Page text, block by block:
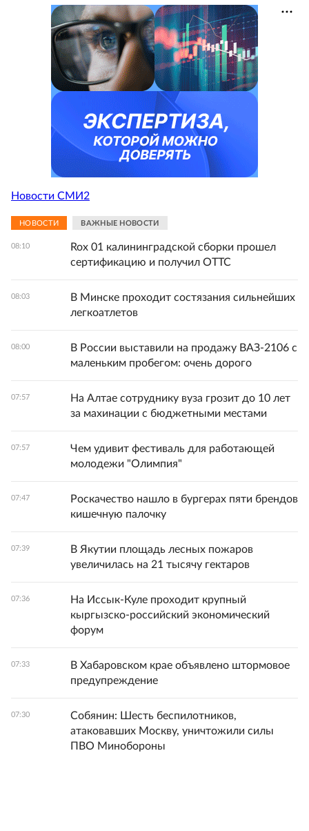
Новости СМИ2
НОВОСТИ ВАЖНЫЕ НОВОСТИ
08:10
Rox 01 калининградской сборки прошел
сертификацию и получил ОТТС
08:03
В Минске проходит состязания сильнейших
легкоатлетов
08:00
В России выставили на продажу ВАЗ-2106 с
маленьким пробегом: очень дорого
07:57
На Алтае сотруднику вуза грозит до 10 лет
за махинации с бюджетными местами
07:57
Чем удивит фестиваль для работающей
молодежи "Олимпия"
07:47
Роскачество нашло в бургерах пяти брендов
кишечную палочку
07:39
В Якутии площадь лесных пожаров
увеличилась на 21 тысячу гектаров
07:36
На Иссык-Куле проходит крупный
кыргызско-российский экономический
форум
07:33
В Хабаровском крае объявлено штормовое
предупреждение
07:30
Собянин: Шесть беспилотников,
атаковавших Москву, уничтожили силы
ПВО Минобороны